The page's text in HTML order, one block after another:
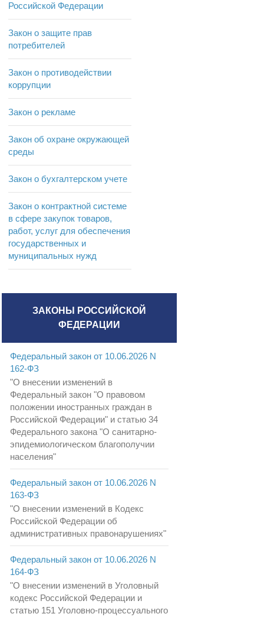
Российской Федерации
Закон о защите прав
потребителей
Закон о противодействии
коррупции
Закон о рекламе
Закон об охране окружающей
среды
Закон о бухгалтерском учете
Закон о контрактной системе
в сфере закупок товаров,
работ, услуг для обеспечения
государственных и
муниципальных нужд
ЗАКОНЫ РОССИЙСКОЙ
ФЕДЕРАЦИИ
Федеральный закон от 10.06.2026 N
162-ФЗ
"О внесении изменений в
Федеральный закон "О правовом
положении иностранных граждан в
Российской Федерации" и статью 34
Федерального закона "О санитарно-
эпидемиологическом благополучии
населения"
Федеральный закон от 10.06.2026 N
163-ФЗ
"О внесении изменений в Кодекс
Российской Федерации об
административных правонарушениях"
Федеральный закон от 10.06.2026 N
164-ФЗ
"О внесении изменений в Уголовный
кодекс Российской Федерации и
статью 151 Уголовно-процессуального